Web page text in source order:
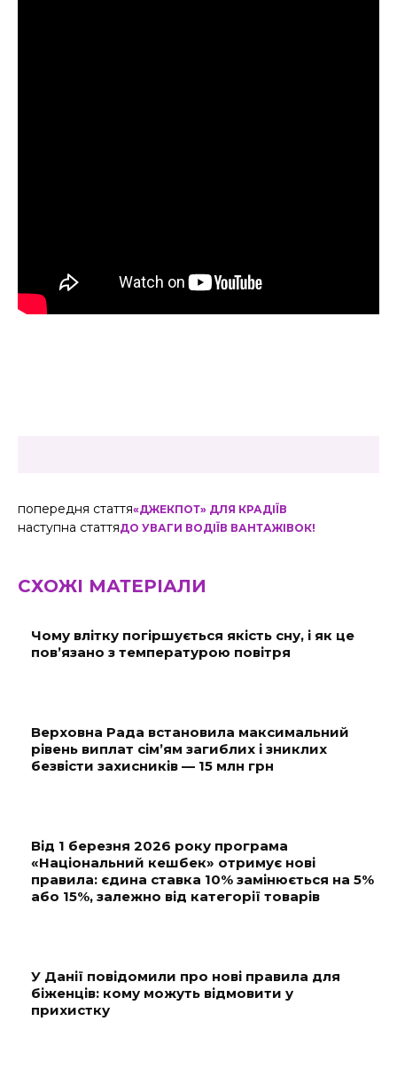
попередня стаття«ДЖЕКПОТ» ДЛЯ КРАДІЇВ
наступна статтяДО УВАГИ ВОДІЇВ ВАНТАЖІВОК!
СХОЖІ МАТЕРІАЛИ
Чому влітку погіршується якість сну, і як це
пов’язано з температурою повітря
Верховна Рада встановила максимальний
рівень виплат сім’ям загиблих і зниклих
безвісти захисників — 15 млн грн
Від 1 березня 2026 року програма
«Національний кешбек» отримує нові
правила: єдина ставка 10% замінюється на 5%
або 15%, залежно від категорії товарів
У Данії повідомили про нові правила для
біженців: кому можуть відмовити у
прихистку